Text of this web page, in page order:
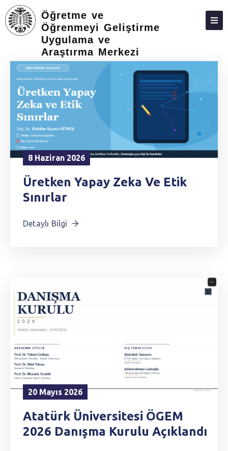
Öğretme ve
Öğrenmeyi Geliştirme
Uygulama ve
Araştırma Merkezi
ANASAYFA
8 Haziran 2026
Üretken Yapay Zeka Ve Etik
Sınırlar
Detaylı Bilgi
20 Mayıs 2026
Atatürk Üniversitesi ÖGEM
2026 Danışma Kurulu Açıklandı